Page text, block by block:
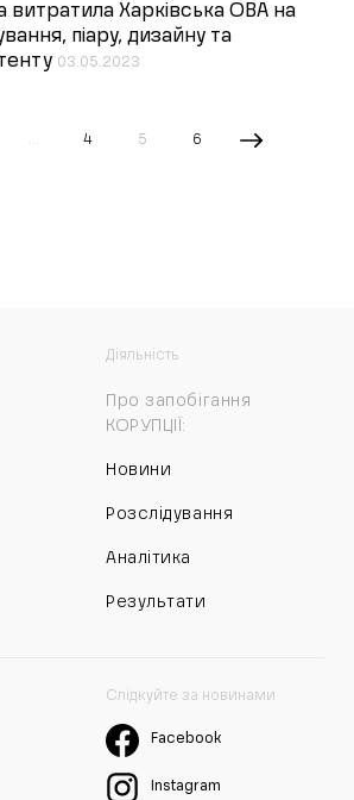
витратила Харківська ОВА на
піару, дизайну та
03.05.2023
… 4 5 6
Діяльність
Про запобігання
КОРУПЦІЇ:
Новини
Розслідування
Аналітика
Результати
Слідкуйте за новинами
Facebook
Instagram